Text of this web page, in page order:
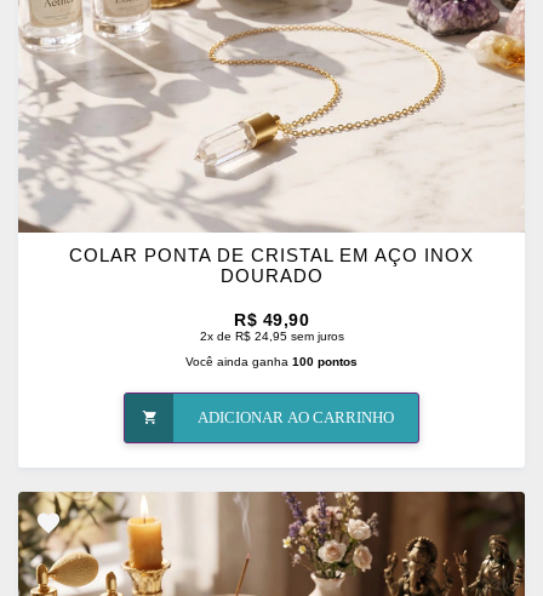
COLAR PONTA DE CRISTAL EM AÇO INOX
DOURADO
R$ 49,90
2x de R$ 24,95 sem juros
Você ainda ganha 100 pontos
ADICIONAR AO CARRINHO
ADICIONAR
OS